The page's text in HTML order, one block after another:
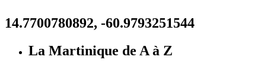
14.7700780892, -60.9793251544
La Martinique de A à Z